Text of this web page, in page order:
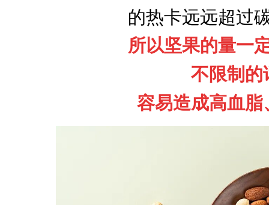
的热卡远远超过
所以坚果的量一
不限制的
容易造成高血脂